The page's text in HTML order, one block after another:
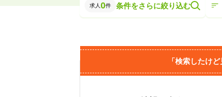
求人 0件 条件をさらに絞り込む
「検索したけ